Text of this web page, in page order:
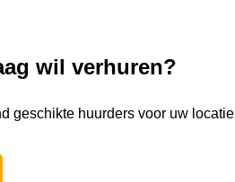
wil verhuren?
geschikte huurders voor uw locatie